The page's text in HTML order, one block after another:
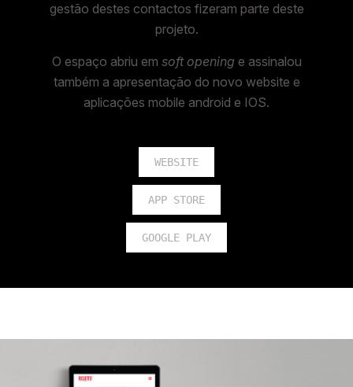
gestão destes contactos fizeram parte deste
projeto.
O espaço abriu em soft opening e assinalou
também a apresentação do novo website e
aplicações mobile android e IOS.
WEBSITE
APP STORE
GOOGLE PLAY